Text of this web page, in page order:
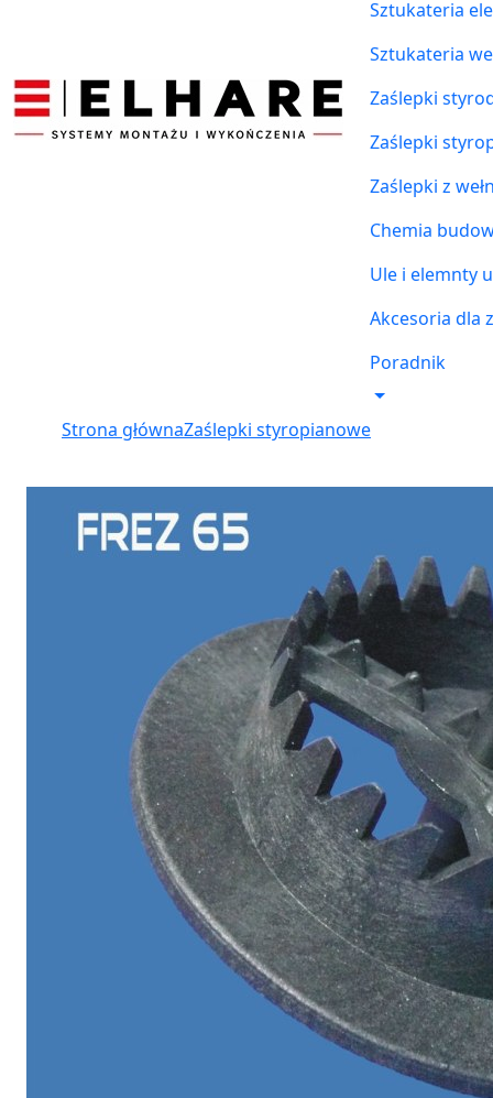
Sztukateria
Sztukateria
Zaślepki
Zaślepki
Zaślepki z
Chemia
Ule i elemnty
Akcesoria dla
Poradnik
Strona głównaZaślepki styropianowe